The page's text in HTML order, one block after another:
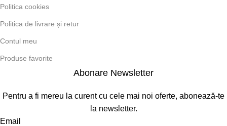
Politica cookies
Politica de livrare și retur
Contul meu
Produse favorite
Abonare Newsletter
Pentru a fi mereu la curent cu cele mai noi oferte, abonează-te
la newsletter.
Email